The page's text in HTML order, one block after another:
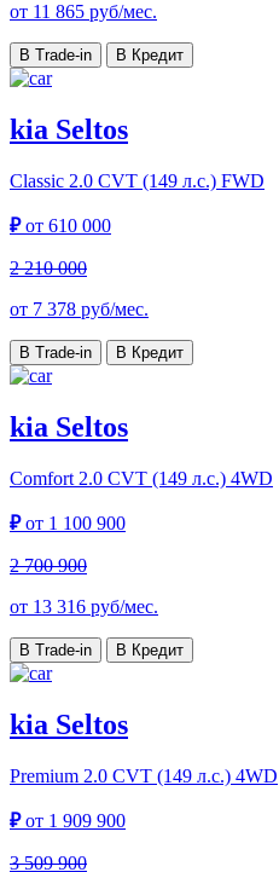
от 11 865 руб/мес.
В Trade-in В Кредит
kia Seltos
Classic 2.0 CVT (149 л.с.) FWD
₽от 610 000
2 210 000
от 7 378 руб/мес.
В Trade-in В Кредит
kia Seltos
Comfort 2.0 CVT (149 л.с.) 4WD
₽от 1 100 900
2 700 900
от 13 316 руб/мес.
В Trade-in В Кредит
kia Seltos
Premium 2.0 CVT (149 л.с.) 4WD
₽от 1 909 900
3 509 900